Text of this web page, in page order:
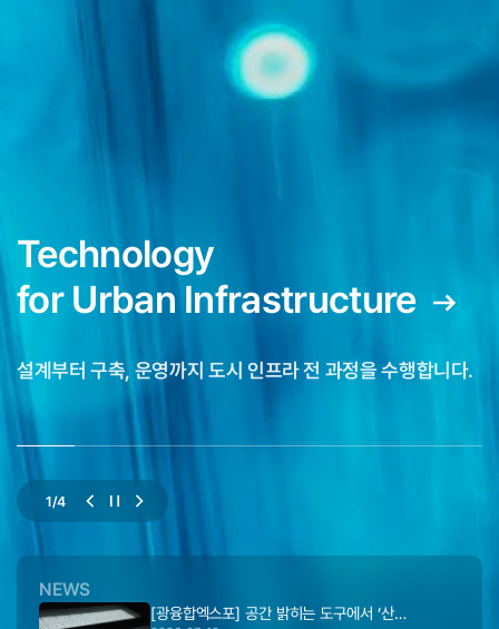
설계부터 구축, 운영까지 도시 인프라 전 과정을 수행합니다.
2/4
NEWS
[광융합엑스포] 공간 밝히는 도구에서 ‘산…